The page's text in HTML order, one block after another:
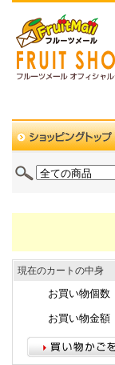
現在のカートの中身
お買い物個
お買い物金